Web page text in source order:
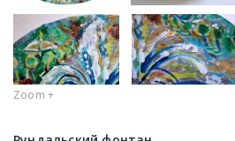
Zoom +